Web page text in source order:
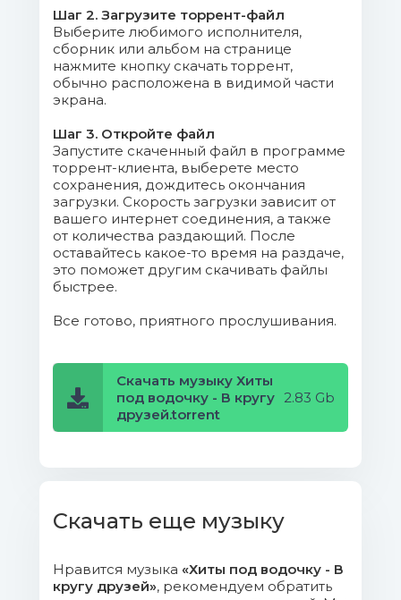
008. Девочка поющая шансон -
Ильдар Курмаев.mp3 (6.08 Mb)
009. Ну где ты был - Афина
Делиониди.mp3 (5.62 Mb)
010. Жизнь моя шальная - Катя
Дроздовская.mp3 (6.13 Mb)
011. Не гоните лошадей - Группа
Пятилетка.mp3 (8.61 Mb)
012. Казённый дом - Аня
Воробей.mp3 (8.52 Mb)
013. Все ерунда - Группа
014. Ты люблю сказала - Сборная
Союза.mp3 (7.31 Mb)
Бурмистров.mp3 (10.04 Mb)
Союза.mp3 (9.13 Mb)
017. Свадьба - Группа
Бутырка.mp3 (9.29 Mb)
Шаг 2. Загрузите торрент-файл
Выберите любимого исполнителя,
сборник или альбом на странице
нажмите кнопку скачать торрент,
обычно расположена в видимой части
экрана.
Шаг 3. Откройте файл
Запустите скаченный файл в программе
торрент-клиента, выберете место
сохранения, дождитесь окончания
загрузки. Скорость загрузки зависит от
вашего интернет соединения, а также
от количества раздающий. После
оставайтесь какое-то время на раздаче,
это поможет другим скачивать файлы
быстрее.
Все готово, приятного прослушивания.
Скачать музыку Хиты
под водочку - В кругу
друзей.torrent
2.83 Gb
Скачать еще музыку
Нравится музыка «Хиты под водочку - В
кругу друзей», рекомендуем обратить